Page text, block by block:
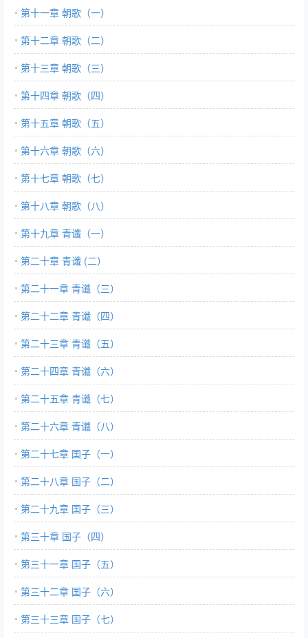
第十一章 朝歌（一）
第十二章 朝歌（二）
第十三章 朝歌（三）
第十四章 朝歌（四）
第十五章 朝歌（五）
第十六章 朝歌（六）
第十七章 朝歌（七）
第十八章 朝歌（八）
第十九章 青谶（一）
第二十章 青谶 (二）
第二十一章 青谶（三）
第二十二章 青谶（四）
第二十三章 青谶（五）
第二十四章 青谶（六）
第二十五章 青谶（七）
第二十六章 青谶（八）
第二十七章 国子（一）
第二十八章 国子（二）
第二十九章 国子（三）
第三十章 国子（四）
第三十一章 国子（五）
第三十二章 国子（六）
第三十三章 国子（七）